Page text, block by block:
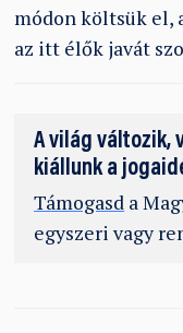
módon költsük el,
az itt élők javát
A világ változik,
kiállunk a
Támogasd a
egyszeri vagy